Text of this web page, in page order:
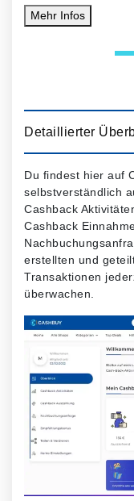
Mehr Infos
Detaillierter
Du findest hier auf
selbstverständlich
Cashback
Cashback
erstellten und
Transaktionen
überwachen.